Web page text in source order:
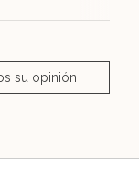
su opinión